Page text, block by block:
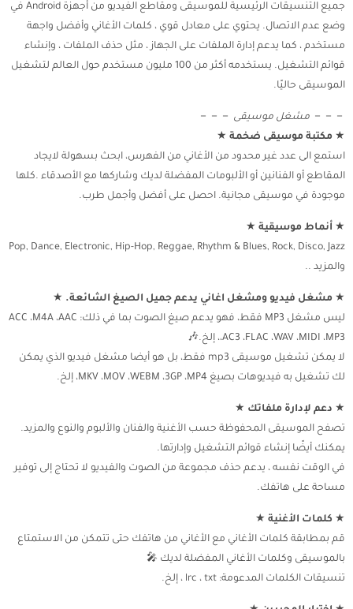
جميع التنسيقات الرئيسية للموسيقى ومقاطع الفيديو من أجهزة Android في
وضع عدم الاتصال. يحتوي على معادل قوي ، كلمات الأغاني وأفضل واجهة
مستخدم ، كما يدعم إدارة الملفات على الجهاز ، مثل حذف الملفات ، وإنشاء
قوائم التشغيل. يستخدمه أكثر من 100 مليون مستخدم حول العالم لتشغيل
الموسيقى حاليًا.
－－－ مشغل موسيقى －－－
★ مكتبة موسيقى ضخمة ★
استمع الى عدد غير محدود من الأغاني من الفهرس، ابحث بسهولة لايجاد
المقاطع أو الفنانين أو الألبومات المفضلة لديك وشاركها مع الأصدقاء .كلها
موجودة في موسيقى مجانية. احصل على أفضل وأجمل طرب.
★ أنماط موسيقية ★
Pop, Dance, Electronic, Hip-Hop, Reggae, Rhythm & Blues, Rock, Disco, Jazz
والمزيد ..
★ مشغل فيديو ومشغل اغاني يدعم جميل الصيغ الشائعة. ★
ليس مشغل MP3 فقط، فهو يدعم صيغ الصوت بما في ذلك: ACC ،M4A ،AAC
،AC3 ،FLAC ،WAV ،MIDI ،MP3، إلخ.🎶
لا يمكن تشغيل موسيقى mp3 فقط، بل هو أيضا مشغل فيديو الذي يمكن
لك تشغيل به فيديوهات بصيغ MKV ،MOV ،WEBM ،3GP ،MP4، إلخ.
★ دعم لإدارة ملفاتك ★
تصفح الموسيقى المحفوظة حسب الأغنية والفنان والألبوم والنوع والمزيد.
يمكنك أيضًا إنشاء قوائم التشغيل وإدارتها.
في الوقت نفسه ، يدعم حذف مجموعة من الصوت والفيديو لا تحتاج إلى توفير
مساحة على هاتفك.
★ كلمات الأغنية ★
قم بمطابقة كلمات الأغاني مع الأغاني من هاتفك حتى تتمكن من الاستمتاع
بالموسيقى وكلمات الأغاني المفضلة لديك 🎤
تنسيقات الكلمات المدعومة: lrc ، txt ، إلخ.